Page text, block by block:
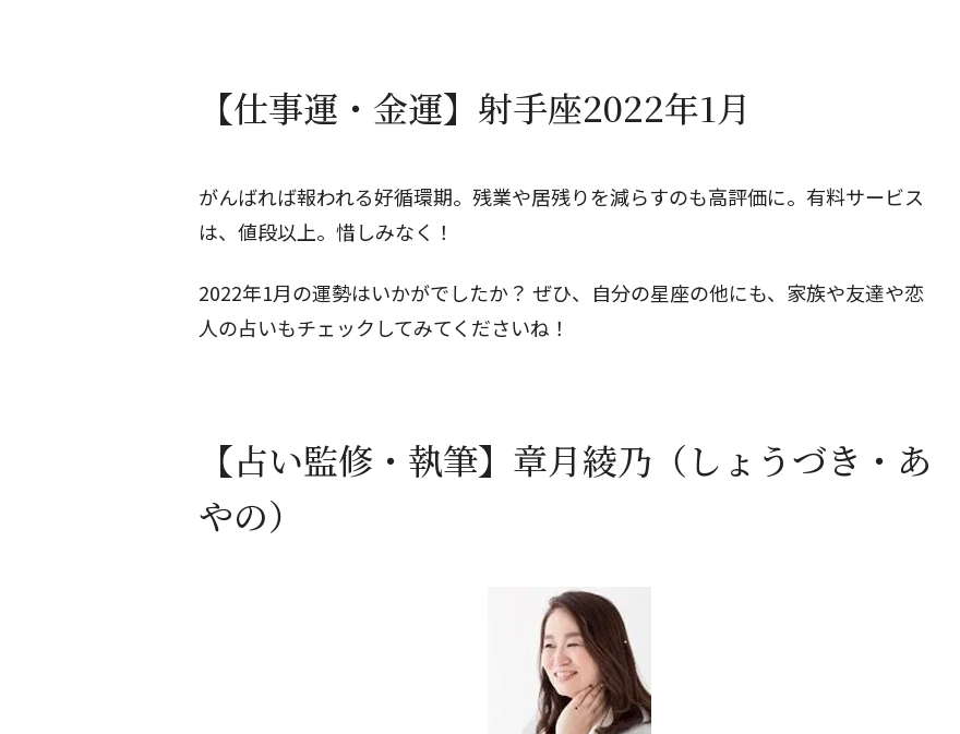
【仕事運・金運】射手座2022年1月
がんばれば報われる好循環期。残業や居残りを減らすのも高評価に。有料サービス
は、値段以上。惜しみなく！
2022年1月の運勢はいかがでしたか？ ぜひ、自分の星座の他にも、家族や友達や恋
人の占いもチェックしてみてくださいね！
【占い監修・執筆】章月綾乃（しょうづき・あ
やの）